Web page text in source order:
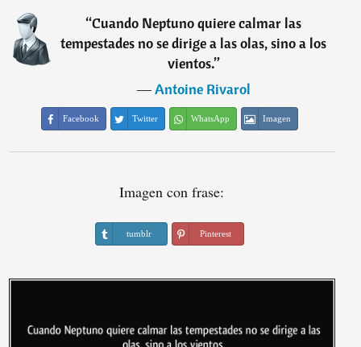
“Cuando Neptuno quiere calmar las
tempestades no se dirige a las olas, sino a los
vientos.”
―Antoine Rivarol
Facebook Twitter WhatsApp Imagen
Imagen con frase:
tumblr Pinterest